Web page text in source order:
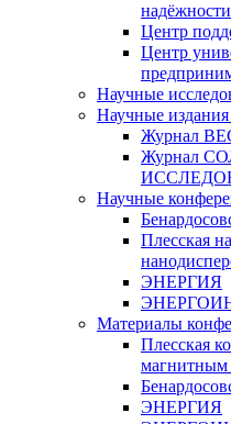
Центр
Центр
Научные
Научные
Журнал
Журнал
Научные
Плесская
ЭНЕРГИЯ
Материалы
Плесская
магнитным
ЭНЕРГИЯ